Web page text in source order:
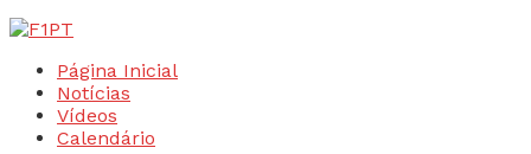
Página Inicial
Notícias
Vídeos
Calendário